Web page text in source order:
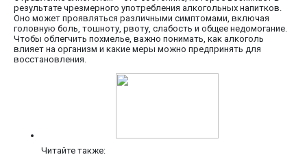
результате чрезмерного употребления алкогольных напитков.
Оно может проявляться различными симптомами, включая
головную боль, тошноту, рвоту, слабость и общее недомогание.
Чтобы облегчить похмелье, важно понимать, как алкоголь
влияет на организм и какие меры можно предпринять для
восстановления.
Читайте также: